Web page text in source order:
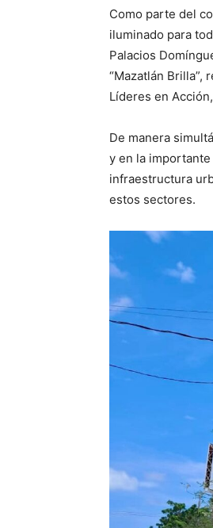
Como parte del
iluminado para
Palacios
“Mazatlán Brilla”,
Líderes en
De manera
y en la
infraestructura
estos sectores.